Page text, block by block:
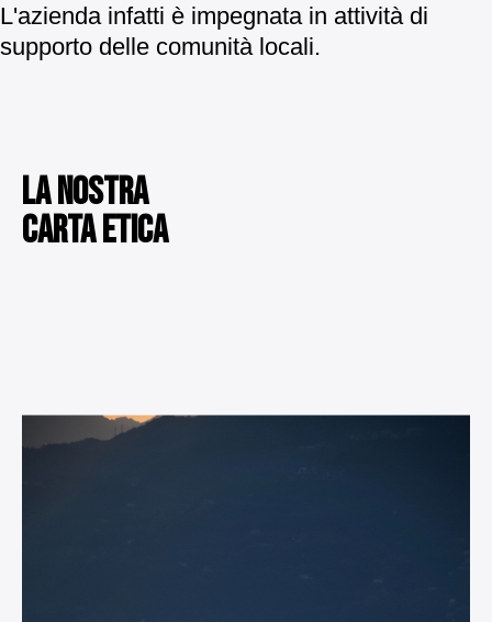
L'azienda infatti è impegnata in attività di
supporto delle comunità locali.
LA NOSTRA
CARTA ETICA